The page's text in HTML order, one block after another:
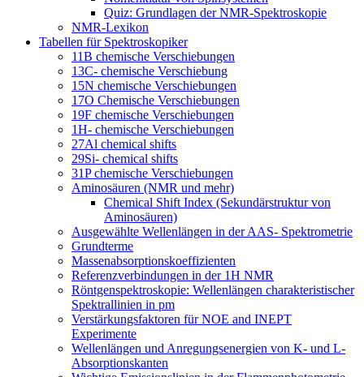
Quiz: Grundlagen der NMR-Spektroskopie
NMR-Lexikon
Tabellen für Spektroskopiker
11B chemische Verschiebungen
13C- chemische Verschiebung
15N chemische Verschiebungen
17O Chemische Verschiebungen
19F chemische Verschiebungen
1H- chemische Verschiebungen
27Al chemical shifts
29Si- chemical shifts
31P chemische Verschiebungen
Aminosäuren (NMR und mehr)
Chemical Shift Index (Sekundärstruktur von
Aminosäuren)
Ausgewählte Wellenlängen in der AAS- Spektrometrie
Grundterme
Massenabsorptionskoeffizienten
Referenzverbindungen in der 1H NMR
Röntgenspektroskopie: Wellenlängen charakteristischer
Spektrallinien in pm
Verstärkungsfaktoren für NOE and INEPT
Experimente
Wellenlängen und Anregungsenergien von K- und L-
Absorptionskanten